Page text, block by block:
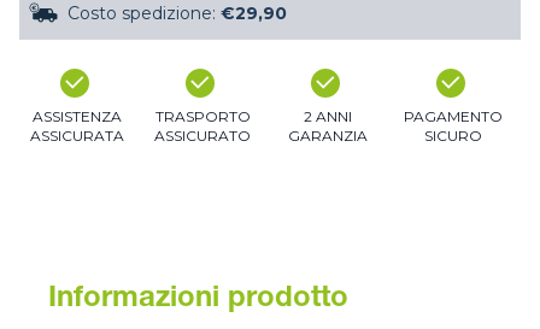
Costo spedizione: €29,90
ASSISTENZA
ASSICURATA
TRASPORTO
ASSICURATO
2 ANNI
GARANZIA
PAGAMENTO
SICURO
Informazioni prodotto